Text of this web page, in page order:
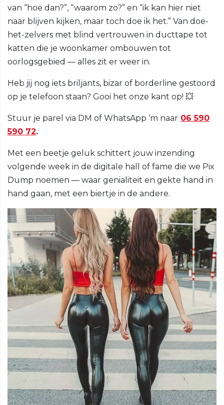
van “hoe dan?”, “waarom zo?” en “ik kan hier niet
naar blijven kijken, maar toch doe ik het.” Van doe-
het-zelvers met blind vertrouwen in ducttape tot
katten die je woonkamer ombouwen tot
oorlogsgebied — alles zit er weer in.
Heb jij nog iets briljants, bizar of borderline gestoord
op je telefoon staan? Gooi het onze kant op! 💥
Stuur je parel via DM of WhatsApp ‘m naar 06 590
590 72.
Met een beetje geluk schittert jouw inzending
volgende week in de digitale hall of fame die we Pix
Dump noemen — waar genialiteit en gekte hand in
hand gaan, met een biertje in de andere.